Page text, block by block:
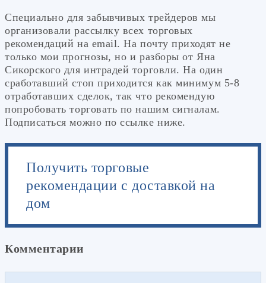
Специально для забывчивых трейдеров мы
организовали рассылку всех торговых
рекомендаций на email. На почту приходят не
только мои прогнозы, но и разборы от Яна
Сикорского для интрадей торговли. На один
сработавший стоп приходится как минимум 5-8
отработавших сделок, так что рекомендую
попробовать торговать по нашим сигналам.
Подписаться можно по ссылке ниже.
Получить торговые
рекомендации с доставкой на
дом
Комментарии